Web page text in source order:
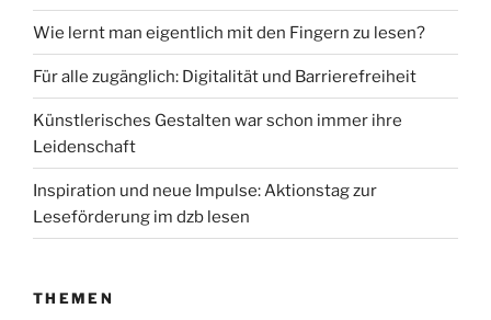
Wie lernt man eigentlich mit den Fingern zu lesen?
Für alle zugänglich: Digitalität und Barrierefreiheit
Künstlerisches Gestalten war schon immer ihre
Leidenschaft
Inspiration und neue Impulse: Aktionstag zur
Leseförderung im dzb lesen
THEMEN